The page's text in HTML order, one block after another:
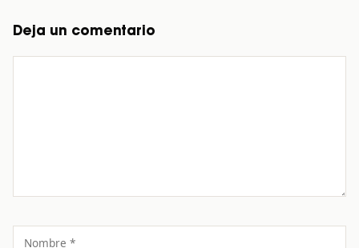
Deja un comentario
Comentario
Nombre